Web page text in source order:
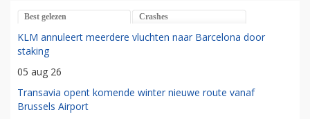
Best gelezen Crashes
KLM annuleert meerdere vluchten naar Barcelona door
staking
05 aug 26
Transavia opent komende winter nieuwe route vanaf
Brussels Airport